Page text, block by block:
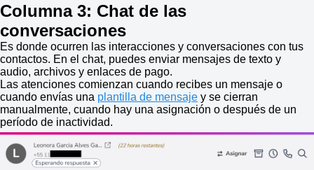
Columna 3: Chat de las
conversaciones
Es donde ocurren las interacciones y conversaciones con tus
contactos. En el chat, puedes enviar mensajes de texto y
audio, archivos y enlaces de pago.
Las atenciones comienzan cuando recibes un mensaje o
cuando envías una plantilla de mensaje y se cierran
manualmente, cuando hay una asignación o después de un
período de inactividad.